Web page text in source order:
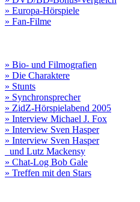
» Europa-Hörspiele
» Fan-Filme
» Bio- und Filmografien
» Die Charaktere
» Stunts
» Synchronsprecher
» ZidZ-Hörspielabend 2005
» Interview Michael J. Fox
» Interview Sven Hasper
» Interview Sven Hasper
und Lutz Mackensy
» Chat-Log Bob Gale
» Treffen mit den Stars